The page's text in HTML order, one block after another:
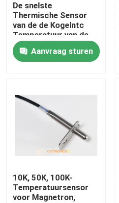
Producten
NTC-Temperatuursensor
Glasntc Thermistor
De Sensoren van het
De snelste
Thermische Sensor
van de de Kogelntc
Temperatuur van de
Reactiekogel voor
Koffiemachine
Aanvraag sturen
10K, 50K, 100K-
Temperatuursensor
voor Magnetron,